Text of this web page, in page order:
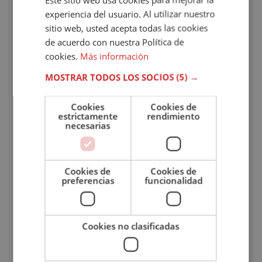
temario completoy de calidad, un curso inicial online y
tutorías individualescon un/a tutor/a personal que te
acompañará durante todo el proceso formativo.
Salidas laborales
El máster en cocina profesional abre la puerta a
múltiples oportunidades dentro del sector
gastronómico y de la restauración. Dicho de otro
modo, esta formación te ayuda a desarrollar
competencias muy demandadas en ámbitos como:
Restaurantes y establecimientosde hostelería.
Cocinas profesionales
y colectividades.
Catering y eventosgastronómicos.
Industria alimentaria.
Asesoría gastronómica.
experiencia del usuario. Al utilizar nuestro
sitio web, usted acepta todas las cookies
de acuerdo con nuestra Política de
cookies. Más información
MOSTRAR TODOS LOS SOCIOS(5) →
Cookies
estrictamente
necesarias
Cookies de
rendimiento
Cookies de
preferencias
Cookies de
funcionalidad
Cookies no clasificadas